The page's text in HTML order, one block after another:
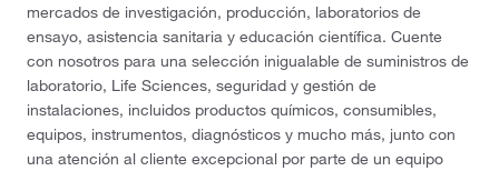
mercados de investigación, producción, laboratorios de
ensayo, asistencia sanitaria y educación científica. Cuente
con nosotros para una selección inigualable de suministros de
laboratorio, Life Sciences, seguridad y gestión de
instalaciones, incluidos productos químicos, consumibles,
equipos, instrumentos, diagnósticos y mucho más, junto con
una atención al cliente excepcional por parte de un equipo